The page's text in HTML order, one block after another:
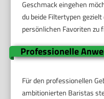
Geschmack eingehen
du beide Filtertypen
persönlichen Favoriten zu
Professionelle
Für den professionellen
ambitionierten Baristas